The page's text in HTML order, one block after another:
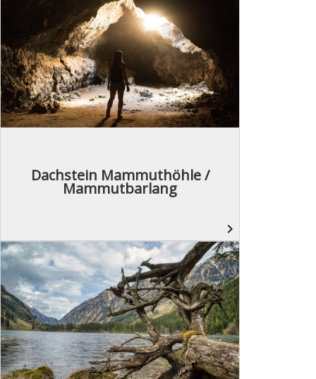
Dachstein Mammuthöhle /
Mammutbarlang
navigate_next